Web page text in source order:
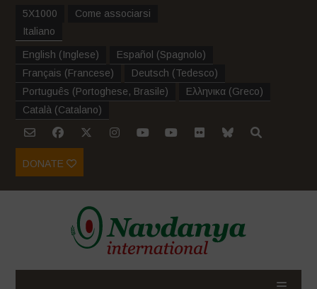
5X1000
Come associarsi
Italiano
English (Inglese) Español (Spagnolo)
Français (Francese) Deutsch (Tedesco)
Português (Portoghese, Brasile) Ελληνικα (Greco)
Català (Catalano)
DONATE